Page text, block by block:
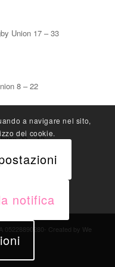
Union 17 – 33
8 – 22
29 – 13
#PRU
05228890280- Created by We
a navigare nel sito,
dei cookie.
notifica